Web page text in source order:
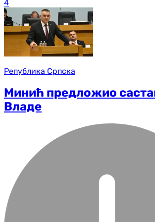
4
Република Српска
Минић предложио
Владе